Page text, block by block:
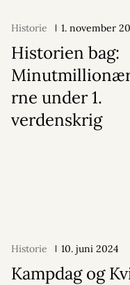
Historie 1. november
Historien bag:
rne under 1.
verdenskrig
Historie 10. juni 2024
Kampdag og